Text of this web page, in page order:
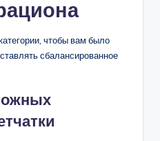
чтобы вам было
сбалансированное